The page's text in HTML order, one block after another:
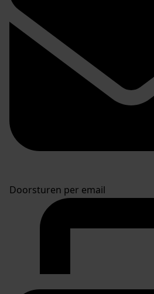
Doorsturen per email